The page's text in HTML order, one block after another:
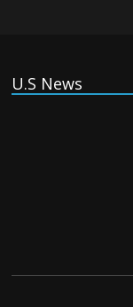
U.S News